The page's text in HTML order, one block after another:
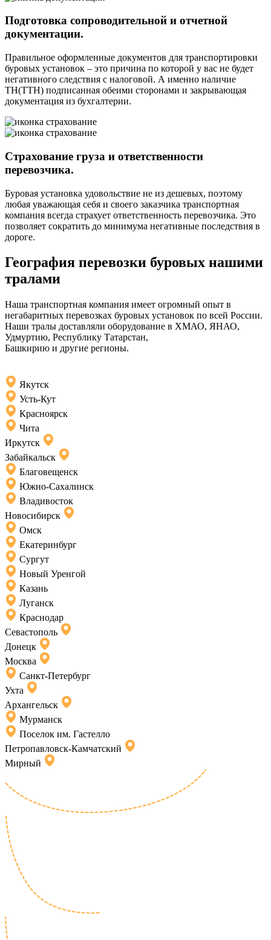
Подготовка сопроводительной и отчетной
документации.
Правильное оформленные документов для транспортировки
буровых установок – это причина по которой у вас не будет
негативного следствия с налоговой. А именно наличие
ТН(ТТН) подписанная обеими сторонами и закрывающая
документация из бухгалтерии.
Страхование груза и ответственности
перевозчика.
Буровая установка удовольствие не из дешевых, поэтому
любая уважающая себя и своего заказчика транспортная
компания всегда страхует ответственность перевозчика. Это
позволяет сократить до минимума негативные последствия в
дороге.
География перевозки буровых нашими
тралами
Наша транспортная компания имеет огромный опыт в
негабаритных перевозках буровых установок по всей России.
Наши тралы доставляли оборудование в ХМАО, ЯНАО,
Удмуртию, Республику Татарстан,
Башкирию и другие регионы.
Якутск
Усть-Кут
Красноярск
Чита
Иркутск
Забайкальск
Благовещенск
Южно-Сахалинск
Владивосток
Новосибирск
Омск
Екатеринбург
Сургут
Новый Уренгой
Казань
Луганск
Краснодар
Севастополь
Донецк
Москва
Санкт-Петербург
Ухта
Архангельск
Мурманск
Поселок им. Гастелло
Петропавловск-Камчатский
Мирный